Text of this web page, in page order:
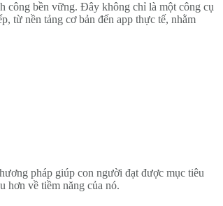
công bền vững. Đây không chỉ là một công cụ
từ nền tảng cơ bản đến app thực tế, nhằm
pháp giúp con người đạt được mục tiêu
hơn về tiềm năng của nó.